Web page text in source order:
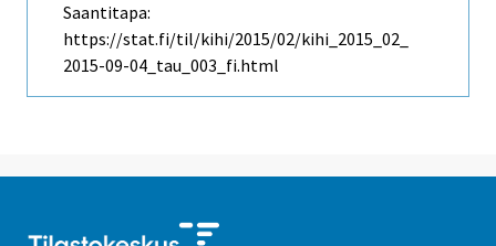
Saantitapa:
https://stat.fi/til/kihi/2015/02/kihi_2015_02_
2015-09-04_tau_003_fi.html